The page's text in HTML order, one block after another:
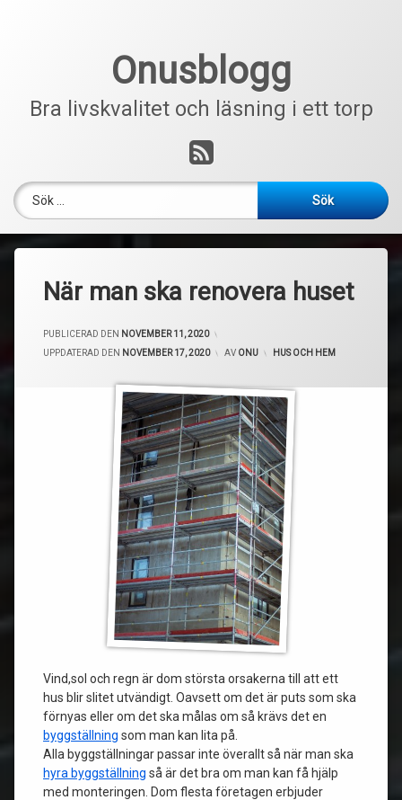
Onusblogg
Bra livskvalitet och läsning i ett torp
RSS
När man ska renovera huset
PUBLICERAD DEN NOVEMBER 11, 2020
UPPDATERAD DEN NOVEMBER 17, 2020 AV ONU KATEGORIER:
HUS OCH HEM
Vind,sol och regn är dom största orsakerna till att ett
hus blir slitet utvändigt. Oavsett om det är puts som ska
förnyas eller om det ska målas om så krävs det en
byggställning som man kan lita på.
Alla byggställningar passar inte överallt så när man ska
hyra byggställning så är det bra om man kan få hjälp
med monteringen. Dom flesta företagen erbjuder